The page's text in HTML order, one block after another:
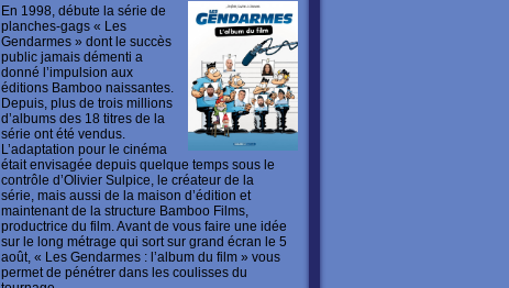
En 1998, débute la série de
planches-gags « Les
Gendarmes » dont le succès
public jamais démenti a
donné l’impulsion aux
éditions Bamboo naissantes.
Depuis, plus de trois millions
d’albums des 18 titres de la
série ont été vendus.
L’adaptation pour le cinéma
était envisagée depuis quelque temps sous le
contrôle d’Olivier Sulpice, le créateur de la
série, mais aussi de la maison d’édition et
maintenant de la structure Bamboo Films,
productrice du film. Avant de vous faire une idée
sur le long métrage qui sort sur grand écran le 5
août, « Les Gendarmes : l’album du film » vous
permet de pénétrer dans les coulisses du